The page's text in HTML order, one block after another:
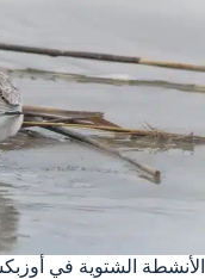
الأنشطة الشتوية في